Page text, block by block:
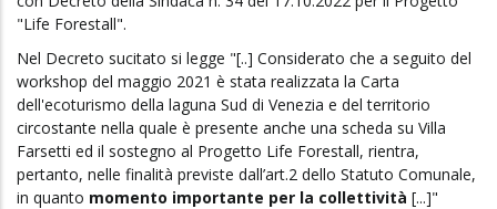
"Life Forestall".
Nel Decreto sucitato si legge "[..] Considerato che a seguito del
workshop del maggio 2021 è stata realizzata la Carta
dell'ecoturismo della laguna Sud di Venezia e del territorio
circostante nella quale è presente anche una scheda su Villa
Farsetti ed il sostegno al Progetto Life Forestall, rientra,
pertanto, nelle finalità previste dall’art.2 dello Statuto Comunale,
in quanto momento importante per la collettività [...]"